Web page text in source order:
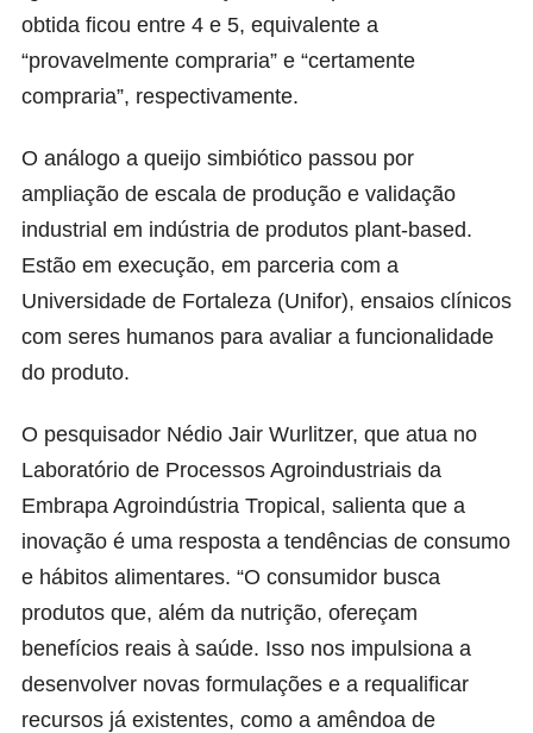
obtida ficou entre 4 e 5, equivalente a
“provavelmente compraria” e “certamente
compraria”, respectivamente.
O análogo a queijo simbiótico passou por
ampliação de escala de produção e validação
industrial em indústria de produtos plant-based.
Estão em execução, em parceria com a
Universidade de Fortaleza (Unifor), ensaios clínicos
com seres humanos para avaliar a funcionalidade
do produto.
O pesquisador Nédio Jair Wurlitzer, que atua no
Laboratório de Processos Agroindustriais da
Embrapa Agroindústria Tropical, salienta que a
inovação é uma resposta a tendências de consumo
e hábitos alimentares. “O consumidor busca
produtos que, além da nutrição, ofereçam
benefícios reais à saúde. Isso nos impulsiona a
desenvolver novas formulações e a requalificar
recursos já existentes, como a amêndoa de